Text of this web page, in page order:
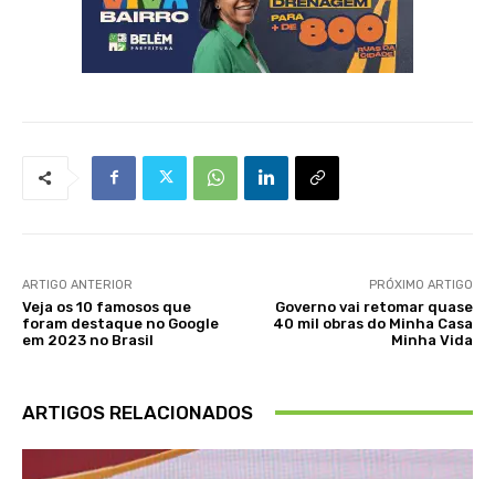
ARTIGO ANTERIOR
Veja os 10 famosos que
foram destaque no Google
em 2023 no Brasil
PRÓXIMO ARTIGO
Governo vai retomar quase
40 mil obras do Minha Casa
Minha Vida
ARTIGOS RELACIONADOS